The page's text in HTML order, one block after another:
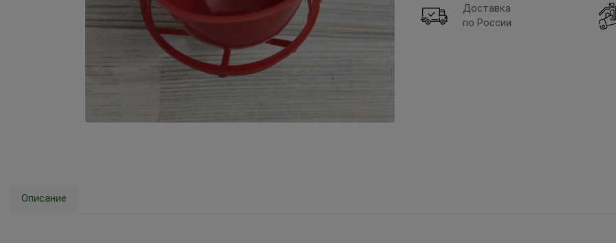
Доставка
по России
Описание